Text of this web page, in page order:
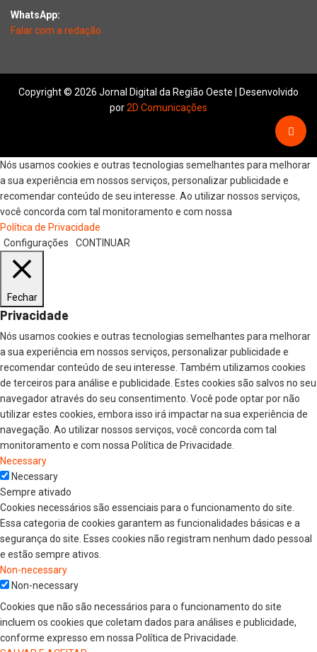
WhatsApp:
Falar com a redação
Copyright © 2026 Jornal Digital da Região Oeste | Desenvolvido
por2D Comunicações
Nós usamos cookies e outras tecnologias semelhantes para melhorar
a sua experiência em nossos serviços, personalizar publicidade e
recomendar conteúdo de seu interesse. Ao utilizar nossos serviços,
você concorda com tal monitoramento e com nossa
Política de Privacidade
Configurações
CONTINUAR
Fechar
Privacidade
Nós usamos cookies e outras tecnologias semelhantes para melhorar
a sua experiência em nossos serviços, personalizar publicidade e
recomendar conteúdo de seu interesse. Também utilizamos cookies
de terceiros para análise e publicidade. Estes cookies são salvos no seu
navegador através do seu consentimento. Você pode optar por não
utilizar estes cookies, embora isso irá impactar na sua experiência de
navegação. Ao utilizar nossos serviços, você concorda com tal
monitoramento e com nossa Política de Privacidade.
Necessary
Necessary
Sempre ativado
Cookies necessários são essenciais para o funcionamento do site.
Essa categoria de cookies garantem as funcionalidades básicas e a
segurança do site. Esses cookies não registram nenhum dado pessoal
e estão sempre ativos.
Non-necessary
Non-necessary
Cookies que não são necessários para o funcionamento do site
incluem os cookies que coletam dados para análises e publicidade,
conforme expresso em nossa Política de Privacidade.